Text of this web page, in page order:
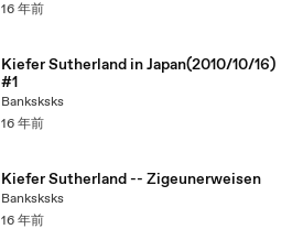
16 年前
Kiefer Sutherland in Japan(2010/10/16)
#1
Banksksks
16 年前
Kiefer Sutherland -- Zigeunerweisen
Banksksks
16 年前